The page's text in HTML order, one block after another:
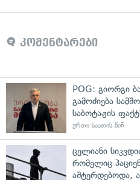
კომენტარები
POG: გიორგი
გამოძიება
საბოტაჟის
ერთი საათის წინ
ცელიანი
რომელიც
აშტერდებოდა,